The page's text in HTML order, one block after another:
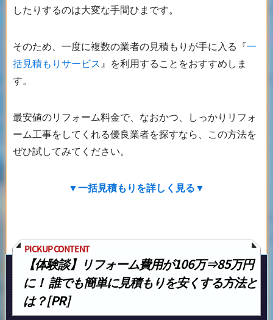
したりするのは大変な手間ひまです。
そのため、一度に複数の業者の見積もりが手に入る『一
括見積もりサービス』を利用することをおすすめしま
す。
最安値のリフォーム料金で、なおかつ、しっかりリフォ
ーム工事をしてくれる優良業者を探すなら、この方法を
ぜひ試してみてください。
▼一括見積もりを詳しく見る▼
【体験談】リフォーム費用が106万⇒85万円
に！ 誰でも簡単に見積もりを安くする方法と
は？[PR]